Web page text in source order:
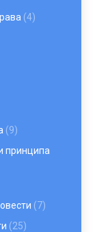
(4)
(9)
принципа
(7)
(25)